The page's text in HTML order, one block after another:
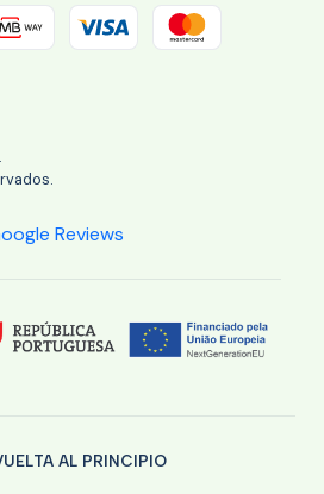
AL PRINCIPIO